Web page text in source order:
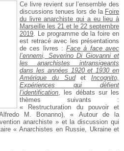
Ce livre revient sur l’ensemble des
discussions tenues lors de la Foire
du livre anarchiste qui a eu lieu à
Marseille les 21 et le 22 septembre
2019. Le programme de la foire en
est retracé avec les présentations
de ces livres :Face à face avec
l’ennemi, Severino Di Giovanni et
les anarchistes intransigeants
dans les années 1920 et 1930 en
Amérique du Sudet Incognito,
Expériences qui défient
l’identification, les débats sur les
thèmes suivants :
« Restructuration du pouvoir et
M. Bonanno), « Autour de la
anarchiste » et la discussion qui
« Anarchistes en Russie, Ukraine et